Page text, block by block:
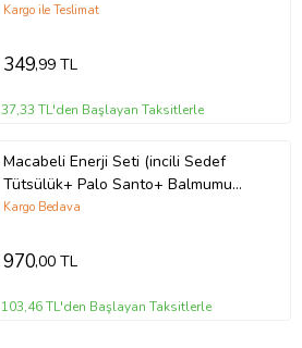
Kargo ile Teslimat
349,99 TL
37,33 TL'den Başlayan Taksitlerle
Macabeli Enerji Seti (incili Sedef
Tütsülük+ Palo Santo+ Balmumu
Mum+ Adaçayı Tütsü+ Kese Tuz)
Kargo Bedava
970,00 TL
103,46 TL'den Başlayan Taksitlerle